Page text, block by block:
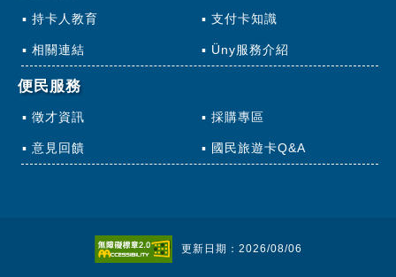
持卡人教育 支付卡知識
相關連結 Üny服務介紹
便民服務
徵才資訊 採購專區
意見回饋 國民旅遊卡Q&A
更新日期：2026/08/06